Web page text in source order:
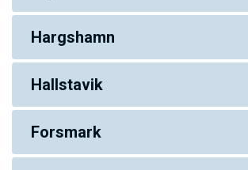
Hargshamn
Hallstavik
Forsmark